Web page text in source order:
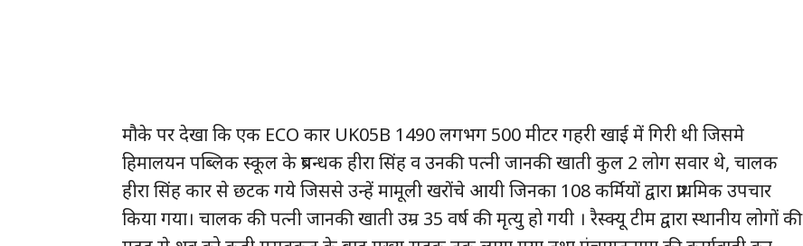
मौके पर देखा कि एक ECO कार UK05B 1490 लगभग 500 मीटर गहरी खाई में गिरी थी जिसमे
हिमालयन पब्लिक स्कूल के प्रबन्धक हीरा सिंह व उनकी पत्नी जानकी खाती कुल 2 लोग सवार थे, चालक
हीरा सिंह कार से छटक गये जिससे उन्हें मामूली खरोंचे आयी जिनका 108 कर्मियों द्वारा प्राथमिक उपचार
किया गया। चालक की पत्नी जानकी खाती उम्र 35 वर्ष की मृत्यु हो गयी । रैस्क्यू टीम द्वारा स्थानीय लोगों की